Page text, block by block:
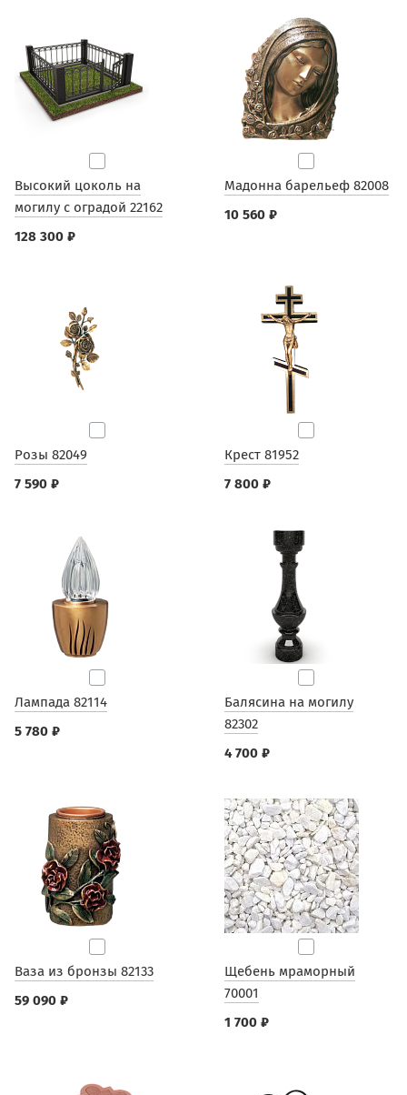
Высокий цоколь на
могилу с оградой 22162
128 300 ₽
Мадонна барельеф 82008
10 560 ₽
Розы 82049
7 590 ₽
Крест 81952
7 800 ₽
Лампада 82114
5 780 ₽
Балясина на могилу
82302
4 700 ₽
Ваза из бронзы 82133
59 090 ₽
Щебень мраморный
70001
1 700 ₽